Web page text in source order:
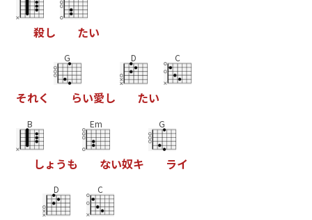
殺し たい
それく
G
らい愛し
D
たい
C
B
しょ うも
Em
ない奴キ
G
ライ
D C